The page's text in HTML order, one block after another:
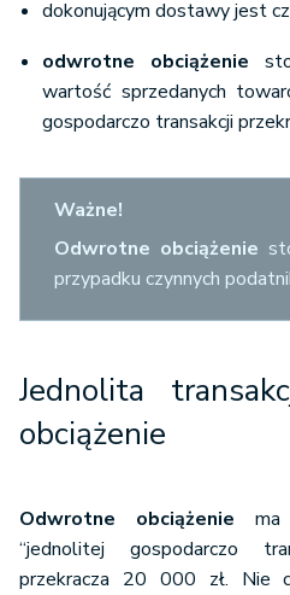
dokonującym dostawy jest
odwrotne obciążenie
wartość sprzedanych
gospodarczo transakcji
Ważne!
Odwrotne obciążenie
przypadku czynnych
Jednolita
obciążenie
Odwrotne obciążenie ma
“jednolitej gospodarczo
przekracza 20 000 zł. Nie